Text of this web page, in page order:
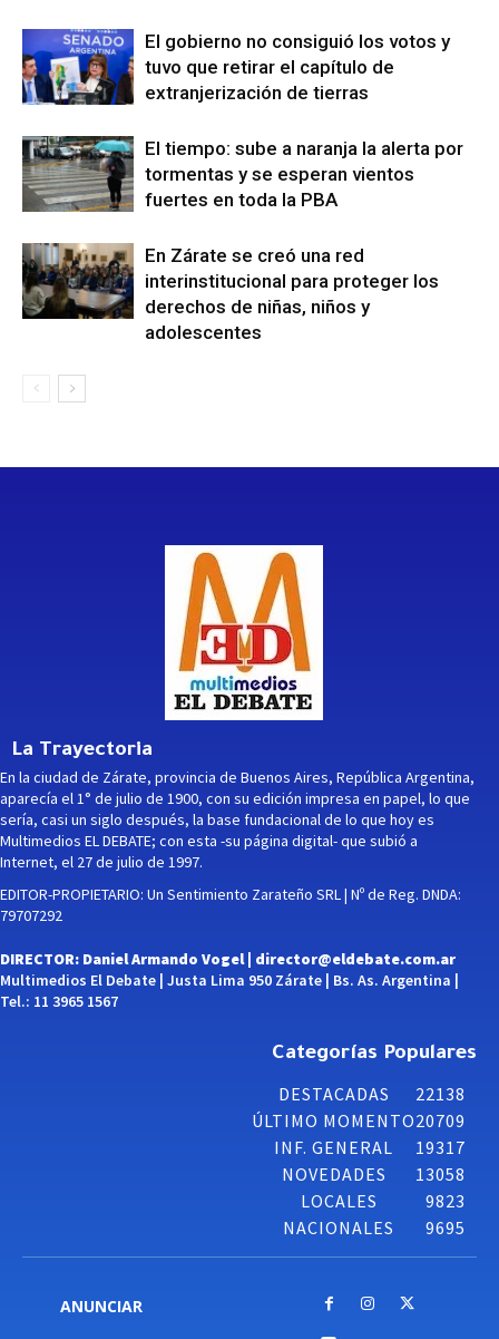
El gobierno no consiguió los votos y
tuvo que retirar el capítulo de
extranjerización de tierras
El tiempo: sube a naranja la alerta por
tormentas y se esperan vientos
fuertes en toda la PBA
En Zárate se creó una red
interinstitucional para proteger los
derechos de niñas, niños y
adolescentes
La Trayectoria
En la ciudad de Zárate, provincia de Buenos Aires, República Argentina,
aparecía el 1° de julio de 1900, con su edición impresa en papel, lo que
sería, casi un siglo después, la base fundacional de lo que hoy es
Multimedios EL DEBATE; con esta -su página digital- que subió a
Internet, el 27 de julio de 1997.
EDITOR-PROPIETARIO: Un Sentimiento Zarateño SRL | Nº de Reg. DNDA:
79707292
DIRECTOR: Daniel Armando Vogel | director@eldebate.com.ar
Multimedios El Debate | Justa Lima 950 Zárate | Bs. As. Argentina |
Tel.: 11 3965 1567
Categorías Populares
DESTACADAS
22138
ÚLTIMO MOMENTO20709
INF. GENERAL
19317
NOVEDADES
13058
LOCALES
9823
NACIONALES
9695
ANUNCIAR